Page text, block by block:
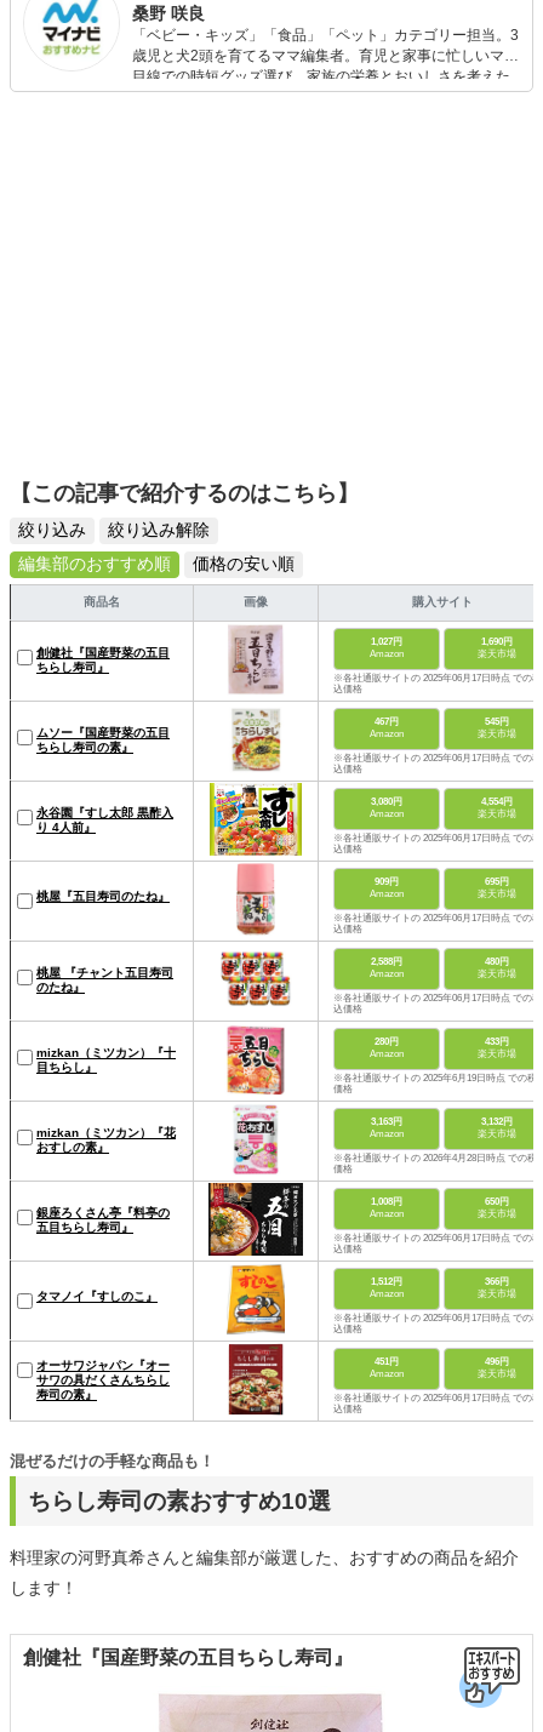
桑野 咲良
「ベビー・キッズ」「食品」「ペット」カテゴリー担当。3
歳児と犬2頭を育てるママ編集者。育児と家事に忙しいママ
目線での時短グッズ選び、家族の栄養とおいしさを考えた
食品選び、束の間のリラックスタイムを楽しむためのスイ
【この記事で紹介するのはこちら】
絞り込み
絞り込み解除
編集部のおすすめ順
価格の安い順
商品名 画像 購入サイト
創健社『国産野菜の五目
ちらし寿司』
1,027円
Amazon
1,690円
楽天市場
※各社通販サイトの 2025年06月17日時点 での税
込価格
ムソー『国産野菜の五目
ちらし寿司の素』
467円
Amazon
545円
楽天市場
※各社通販サイトの 2025年06月17日時点 での税
込価格
永谷園『すし太郎 黒酢入
り 4人前』
3,080円
Amazon
4,554円
楽天市場
※各社通販サイトの 2025年06月17日時点 での税
込価格
桃屋『五目寿司のたね』
909円
Amazon
695円
楽天市場
※各社通販サイトの 2025年06月17日時点 での税
込価格
桃屋 『チャント五目寿司
のたね』
2,588円
Amazon
480円
楽天市場
※各社通販サイトの 2025年06月17日時点 での税
込価格
mizkan（ミツカン）『十
目ちらし』
280円
Amazon
433円
楽天市場
※各社通販サイトの 2025年6月19日時点 での税
価格
mizkan（ミツカン）『花
おすしの素』
3,163円
Amazon
3,132円
楽天市場
※各社通販サイトの 2026年4月28日時点 での税
価格
銀座ろくさん亭『料亭の
五目ちらし寿司』
1,008円
Amazon
650円
楽天市場
※各社通販サイトの 2025年06月17日時点 での税
込価格
タマノイ『すしのこ』
1,512円
Amazon
366円
楽天市場
※各社通販サイトの 2025年06月17日時点 での税
込価格
‎オーサワジャパン『オー
サワの具だくさんちらし
寿司の素』
451円
Amazon
496円
楽天市場
※各社通販サイトの 2025年06月17日時点 での税
込価格
ちらし寿司の素おすすめ10選
混ぜるだけの手軽な商品も！
料理家の河野真希さんと編集部が厳選した、おすすめの商品を紹介
します！
創健社『国産野菜の五目ちらし寿司』